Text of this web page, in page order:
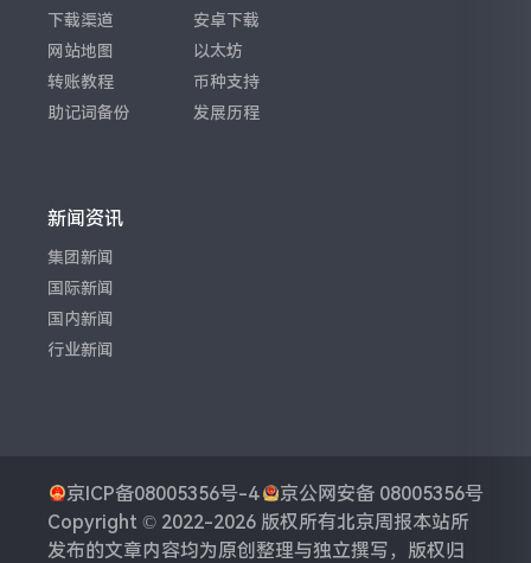
下载渠道
网站地图
转账教程
助记词备份
安卓下载
以太坊
币种支持
发展历程
新闻资讯
集团新闻
国际新闻
国内新闻
行业新闻
京ICP备08005356号-4
京公网安备 08005356号
Copyright © 2022-2026 版权所有北京周报本站所
发布的文章内容均为原创整理与独立撰写，版权归